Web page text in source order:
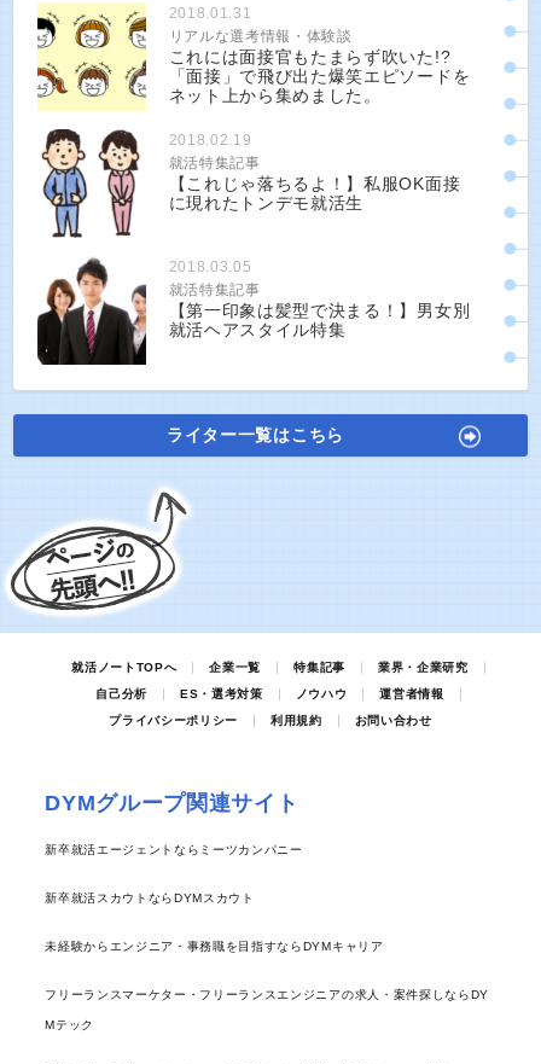
2018.01.31
リアルな選考情報・体験談
これには面接官もたまらず吹いた!?
「面接」で飛び出た爆笑エピソードを
ネット上から集めました。
2018.02.19
就活特集記事
【これじゃ落ちるよ！】私服OK面接
に現れたトンデモ就活生
2018.03.05
就活特集記事
【第一印象は髪型で決まる！】男女別
就活ヘアスタイル特集
ライター一覧はこちら
就活ノートTOPへ 企業一覧 特集記事
業界・企業研究
自己分析
ES・選考対策 ノウハウ
運営者情報
プライバシーポリシー
利用規約 お問い合わせ
DYMグループ関連サイト
新卒就活エージェントならミーツカンパニー
新卒就活スカウトならDYMスカウト
未経験からエンジニア・事務職を目指すならDYMキャリア
フリーランスマーケター・フリーランスエンジニアの求人・案件探しならDY
Mテック